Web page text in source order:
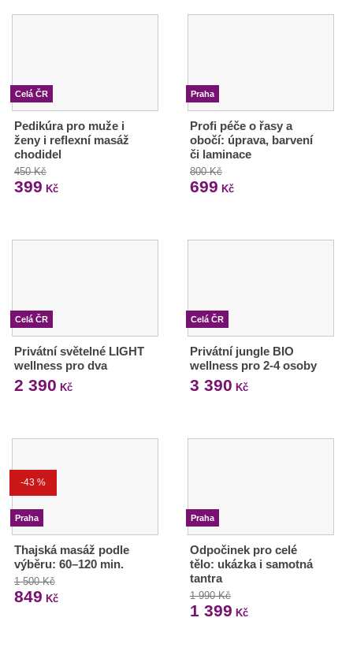
Celá ČR
Pedikúra pro muže i
ženy i reflexní masáž
chodidel
450 Kč
399 Kč
Praha
Profi péče o řasy a
obočí: úprava, barvení
či laminace
800 Kč
699 Kč
Celá ČR
Privátní světelné LIGHT
wellness pro dva
2 390 Kč
Celá ČR
Privátní jungle BIO
wellness pro 2-4 osoby
3 390 Kč
-43 %
Praha
Thajská masáž podle
výběru: 60–120 min.
1 500 Kč
849 Kč
Praha
Odpočinek pro celé
tělo: ukázka i samotná
tantra
1 990 Kč
1 399 Kč